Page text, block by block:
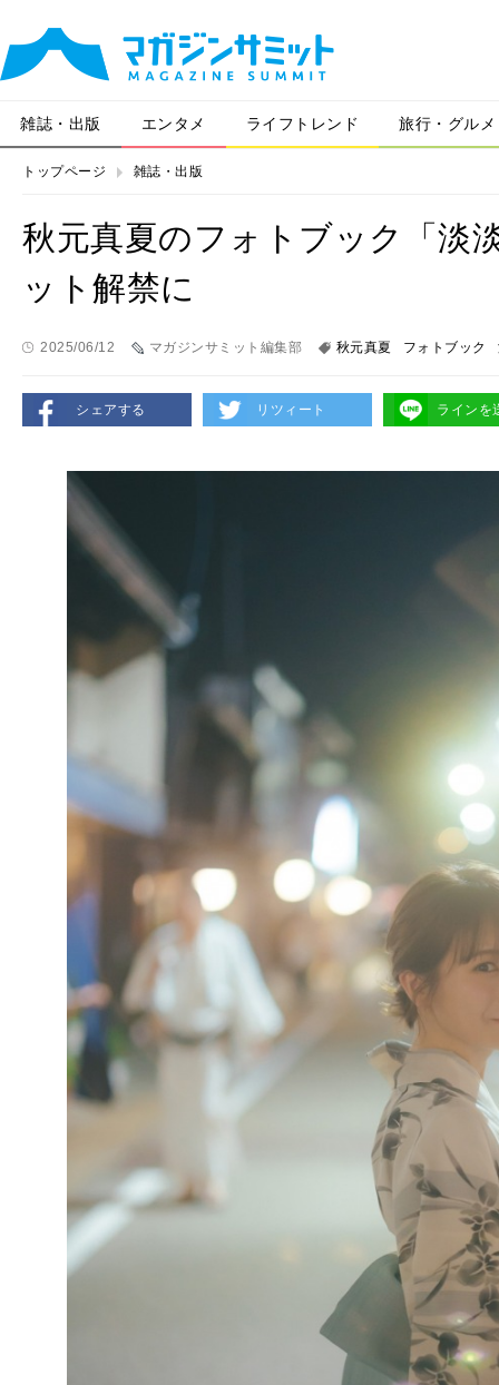
雑誌・出版 エンタメ ライフトレンド 旅行・グルメ
トップページ 雑誌・出版
秋元真夏のフォトブック「淡
ット解禁に
2025/06/12 マガジンサミット編集部 秋元真夏 フォトブック
シェアする リツィート ラインを